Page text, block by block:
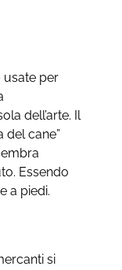
usate per
dell’arte. Il
del cane”
Essendo
a piedi.
si